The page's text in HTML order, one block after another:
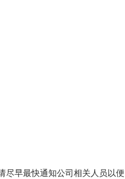
尽早最快通知公司相关人员以便